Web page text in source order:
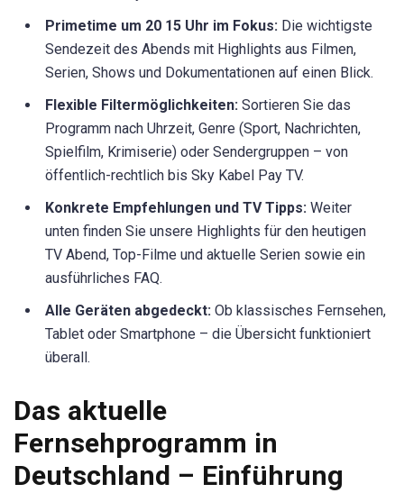
Primetime um 20 15 Uhr im Fokus: Die wichtigste
Sendezeit des Abends mit Highlights aus Filmen,
Serien, Shows und Dokumentationen auf einen Blick.
Flexible Filtermöglichkeiten: Sortieren Sie das
Programm nach Uhrzeit, Genre (Sport, Nachrichten,
Spielfilm, Krimiserie) oder Sendergruppen – von
öffentlich-rechtlich bis Sky Kabel Pay TV.
Konkrete Empfehlungen und TV Tipps: Weiter
unten finden Sie unsere Highlights für den heutigen
TV Abend, Top-Filme und aktuelle Serien sowie ein
ausführliches FAQ.
Alle Geräten abgedeckt: Ob klassisches Fernsehen,
Tablet oder Smartphone – die Übersicht funktioniert
überall.
Das aktuelle
Fernsehprogramm in
Deutschland – Einführung